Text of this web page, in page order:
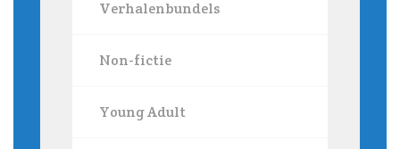
Verhalenbundels
Non-fictie
Young Adult